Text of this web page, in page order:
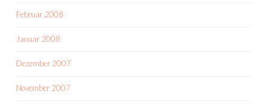
Februar 2008
Januar 2008
Dezember 2007
November 2007